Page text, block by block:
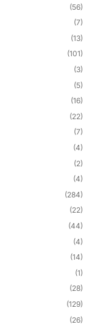
(56)
(7)
(13)
(101)
(3)
(5)
(16)
(22)
(7)
(4)
(2)
(4)
(284)
(22)
(44)
(4)
(14)
(1)
(28)
(129)
(26)